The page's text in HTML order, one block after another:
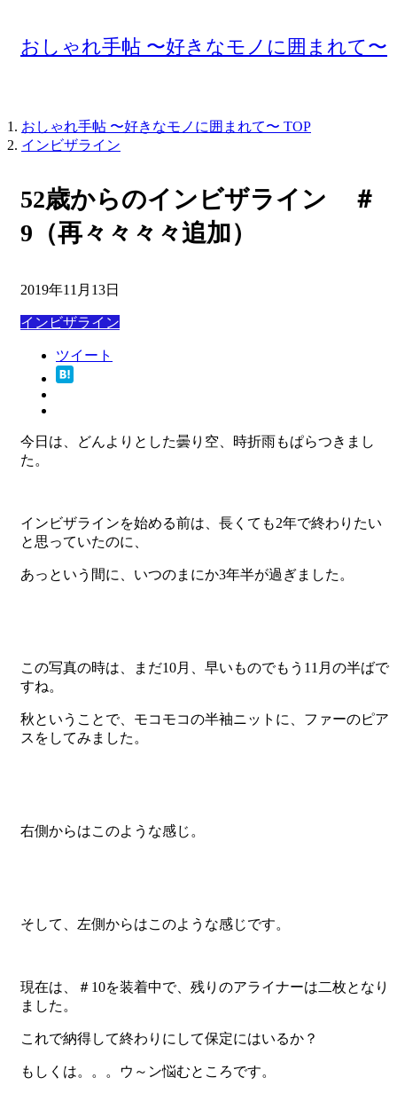
おしゃれ手帖 〜好きなモノに囲まれて〜
おしゃれ手帖 〜好きなモノに囲まれて〜 TOP
インビザライン
52歳からのインビザライン ＃
9（再々々々々追加）
2019年11月13日
インビザライン
ツイート
今日は、どんよりとした曇り空、時折雨もぱらつきまし
た。
インビザラインを始める前は、長くても2年で終わりたい
と思っていたのに、
あっという間に、いつのまにか3年半が過ぎました。
この写真の時は、まだ10月、早いものでもう11月の半ばで
すね。
秋ということで、モコモコの半袖ニットに、ファーのピア
スをしてみました。
右側からはこのような感じ。
そして、左側からはこのような感じです。
現在は、＃10を装着中で、残りのアライナーは二枚となり
ました。
これで納得して終わりにして保定にはいるか？
もしくは。。。ウ～ン悩むところです。